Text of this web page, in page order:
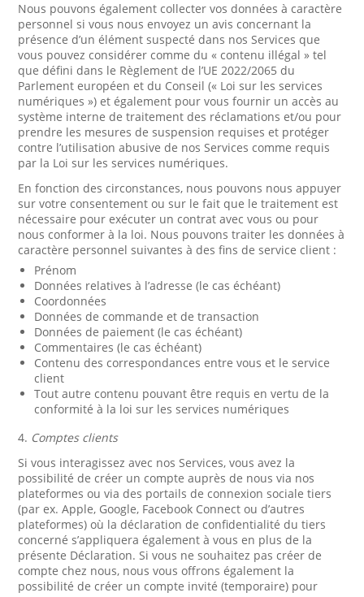
Nous pouvons également collecter vos données à caractère
personnel si vous nous envoyez un avis concernant la
présence d’un élément suspecté dans nos Services que
vous pouvez considérer comme du « contenu illégal » tel
que défini dans le Règlement de l’UE 2022/2065 du
Parlement européen et du Conseil (« Loi sur les services
numériques ») et également pour vous fournir un accès au
système interne de traitement des réclamations et/ou pour
prendre les mesures de suspension requises et protéger
contre l’utilisation abusive de nos Services comme requis
par la Loi sur les services numériques.
En fonction des circonstances, nous pouvons nous appuyer
sur votre consentement ou sur le fait que le traitement est
nécessaire pour exécuter un contrat avec vous ou pour
nous conformer à la loi. Nous pouvons traiter les données à
caractère personnel suivantes à des fins de service client :
Prénom
Données relatives à l’adresse (le cas échéant)
Coordonnées
Données de commande et de transaction
Données de paiement (le cas échéant)
Commentaires (le cas échéant)
Contenu des correspondances entre vous et le service
client
Tout autre contenu pouvant être requis en vertu de la
conformité à la loi sur les services numériques
4. Comptes clients
Si vous interagissez avec nos Services, vous avez la
possibilité de créer un compte auprès de nous via nos
plateformes ou via des portails de connexion sociale tiers
(par ex. Apple, Google, Facebook Connect ou d’autres
plateformes) où la déclaration de confidentialité du tiers
concerné s’appliquera également à vous en plus de la
présente Déclaration. Si vous ne souhaitez pas créer de
compte chez nous, nous vous offrons également la
possibilité de créer un compte invité (temporaire) pour